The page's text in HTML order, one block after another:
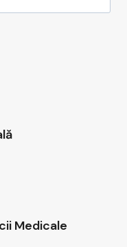
Medicale